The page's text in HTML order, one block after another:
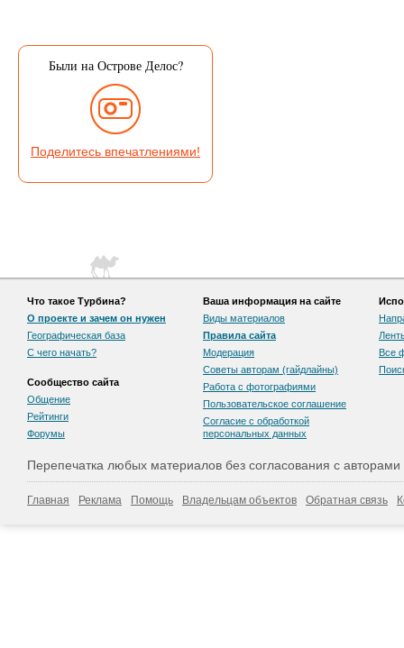
Были на Острове Делос?
Поделитесь впечатлениями!
Что такое Турбина?
О проекте и зачем он нужен
Географическая база
С чего начать?
Сообщество сайта
Общение
Рейтинги
Форумы
Ваша информация на сайте
Виды материалов
Правила сайта
Модерация
Советы авторам (гайдлайны)
Работа с фотографиями
Пользовательскоe соглашение
Согласие с обработкой
персональных данных
Все
Перепечатка любых материалов без согласования с
Главная Реклама Помощь Владельцам объектов Обратная связь